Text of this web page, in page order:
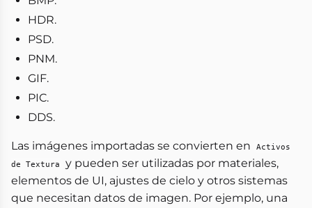
HDR.
PSD.
PNM.
GIF.
PIC.
DDS.
Las imágenes importadas se convierten en
Activos
de Textura
y pueden ser utilizadas por materiales,
elementos de UI, ajustes de cielo y otros sistemas
que necesitan datos de imagen. Por ejemplo, una